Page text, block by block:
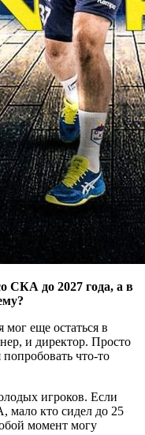
СКА до 2027 года, а в
еще остаться в
и директор. Просто
попробовать что-то
игроков. Если
мало кто сидел до 25
момент могу